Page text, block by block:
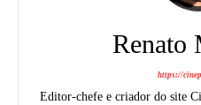
Renato
https://
Editor-chefe e criador do site